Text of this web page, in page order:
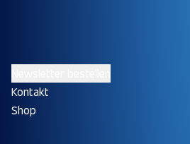
Kontakt
Shop